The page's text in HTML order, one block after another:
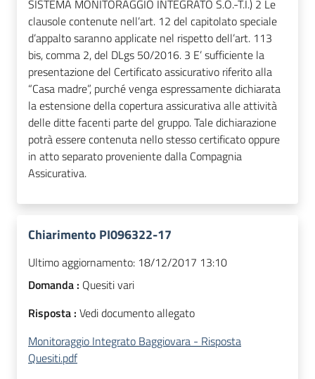
SISTEMA MONITORAGGIO INTEGRATO S.O.-T.I.) 2 Le
clausole contenute nell’art. 12 del capitolato speciale
d’appalto saranno applicate nel rispetto dell’art. 113
bis, comma 2, del DLgs 50/2016. 3 E’ sufficiente la
presentazione del Certificato assicurativo riferito alla
“Casa madre”, purché venga espressamente dichiarata
la estensione della copertura assicurativa alle attività
delle ditte facenti parte del gruppo. Tale dichiarazione
potrà essere contenuta nello stesso certificato oppure
in atto separato proveniente dalla Compagnia
Assicurativa.
Chiarimento PI096322-17
Ultimo aggiornamento: 18/12/2017 13:10
Domanda : Quesiti vari
Risposta : Vedi documento allegato
Monitoraggio Integrato Baggiovara - Risposta
Quesiti.pdf